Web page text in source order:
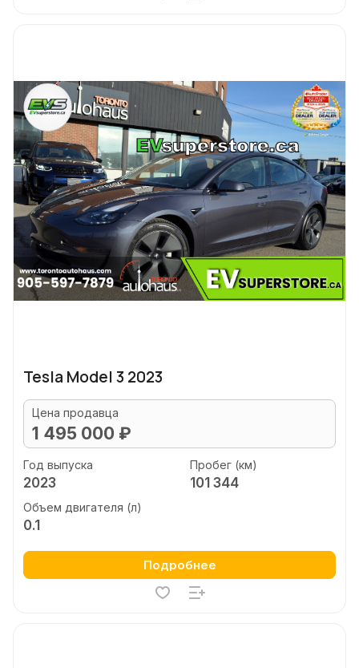
Tesla Model 3 2023
Цена продавца
1 495 000 ₽
Год выпуска
2023
Пробег (км)
101 344
Объем двигателя (л)
0.1
Подробнее